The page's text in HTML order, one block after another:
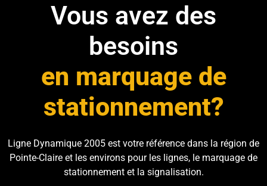
Vous avez des
besoins
en marquage de
stationnement?
Ligne Dynamique 2005 est votre référence dans la région de
Pointe-Claire et les environs pour les lignes, le marquage de
stationnement et la signalisation.